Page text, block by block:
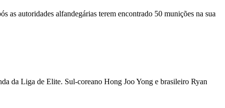
autoridades alfandegárias terem encontrado 50 munições na sua
da Liga de Elite. Sul-coreano Hong Joo Yong e brasileiro Ryan